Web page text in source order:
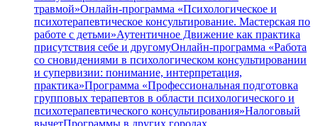
травмой»Онлайн-программа «Психологическое и
психотерапевтическое консультирование. Мастерская по
работе с детьми»Аутентичное Движение как практика
присутствия себе и другомуОнлайн-программа «Работа
со сновидениями в психологическом консультировании
и супервизии: понимание, интерпретация,
практика»Программа «Профессиональная подготовка
групповых терапевтов в области психологического и
психотерапевтического консультирования»Налоговый
вычетПрограммы в других городах